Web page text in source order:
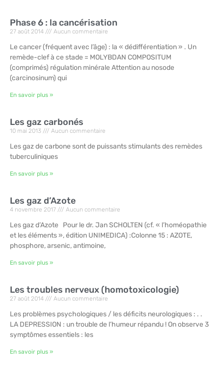
Phase 6 : la cancérisation
27 août 2014 Aucun commentaire
Le cancer (fréquent avec l’âge) : la « dédifférentiation » . Un
remède-clef à ce stade = MOLYBDAN COMPOSITUM
(comprimés) régulation minérale Attention au nosode
(carcinosinum) qui
En savoir plus »
Les gaz carbonés
10 mai 2013 Aucun commentaire
Les gaz de carbone sont de puissants stimulants des remèdes
tuberculiniques
En savoir plus »
Les gaz d’Azote
4 novembre 2017 Aucun commentaire
Les gaz d’Azote Pour le dr. Jan SCHOLTEN (cf. « l’homéopathie
et les éléments », édition UNIMEDICA) :Colonne 15 : AZOTE,
phosphore, arsenic, antimoine,
En savoir plus »
Les troubles nerveux (homotoxicologie)
27 août 2014 Aucun commentaire
Les problèmes psychologiques / les déficits neurologiques : . .
LA DEPRESSION : un trouble de l’humeur répandu ! On observe 3
symptômes essentiels : les
En savoir plus »